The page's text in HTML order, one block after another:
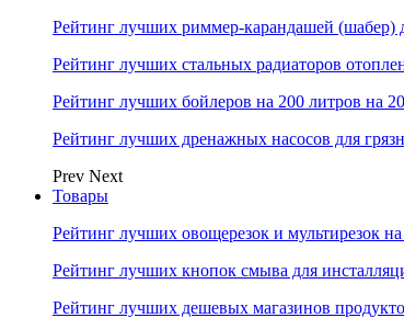
Рейтинг лучших риммер-карандашей (шабер)
Рейтинг лучших стальных радиаторов
Рейтинг лучших бойлеров на 200 литров на
Рейтинг лучших дренажных насосов для
Prev Next
Товары
Рейтинг лучших овощерезок и мультирезок
Рейтинг лучших кнопок смыва для
Рейтинг лучших дешевых магазинов